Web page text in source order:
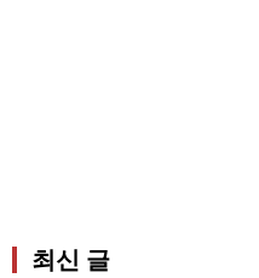
최신 글